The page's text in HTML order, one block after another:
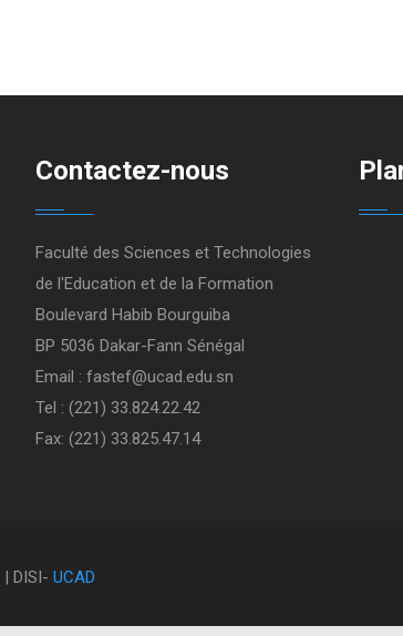
Contactez-nous
Faculté des Sciences et Technologies
de l'Education et de la Formation
Boulevard Habib Bourguiba
BP 5036 Dakar-Fann Sénégal
Email : fastef@ucad.edu.sn
Tel : (221) 33.824.22.42
Fax: (221) 33.825.47.14
DISI- UCAD